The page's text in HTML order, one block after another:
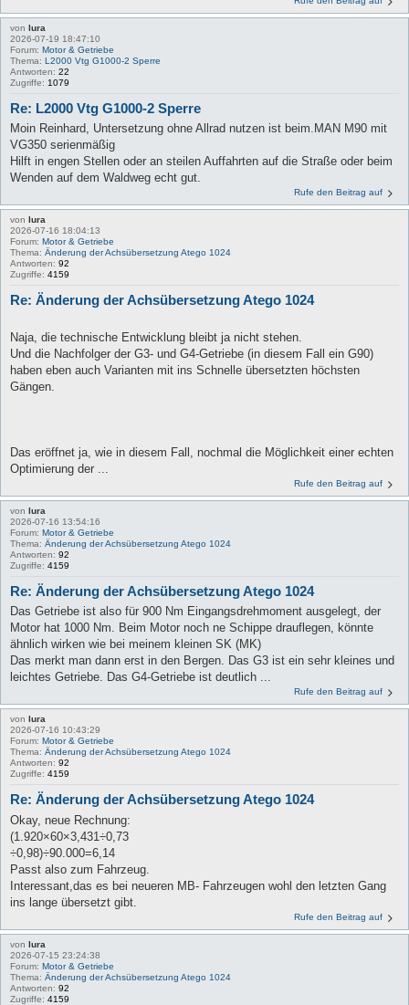
von lura
2026-07-19 18:47:10
Forum: Motor & Getriebe
Thema: L2000 Vtg G1000-2 Sperre
Antworten: 22
Zugriffe: 1079
Re: L2000 Vtg G1000-2 Sperre
Moin Reinhard, Untersetzung ohne Allrad nutzen ist beim.MAN M90 mit
VG350 serienmäßig
Hilft in engen Stellen oder an steilen Auffahrten auf die Straße oder beim
Wenden auf dem Waldweg echt gut.
Rufe den Beitrag auf
von
lura
2026-07-16 18:04:13
Forum: Motor & Getriebe
Thema: Änderung der Achsübersetzung Atego 1024
Antworten: 92
Zugriffe: 4159
Re: Änderung der Achsübersetzung Atego 1024
Naja, die technische Entwicklung bleibt ja nicht stehen.
Und die Nachfolger der G3- und G4-Getriebe (in diesem Fall ein G90)
haben eben auch Varianten mit ins Schnelle übersetzten höchsten
Gängen.
Das eröffnet ja, wie in diesem Fall, nochmal die Möglichkeit einer echten
Optimierung der ...
Rufe den Beitrag auf
von lura
2026-07-16 13:54:16
Forum: Motor & Getriebe
Thema: Änderung der Achsübersetzung Atego 1024
Antworten: 92
Zugriffe: 4159
Re: Änderung der Achsübersetzung Atego 1024
Das Getriebe ist also für 900 Nm Eingangsdrehmoment ausgelegt, der
Motor hat 1000 Nm. Beim Motor noch ne Schippe drauflegen, könnte
ähnlich wirken wie bei meinem kleinen SK (MK)
Das merkt man dann erst in den Bergen. Das G3 ist ein sehr kleines und
leichtes Getriebe. Das G4-Getriebe ist deutlich ...
Rufe den Beitrag auf
von
lura
2026-07-16 10:43:29
Forum: Motor & Getriebe
Thema: Änderung der Achsübersetzung Atego 1024
Antworten: 92
Zugriffe: 4159
Re: Änderung der Achsübersetzung Atego 1024
Okay, neue Rechnung:
(1.920×60×3,431÷0,73
÷0,98)÷90.000=6,14
Passt also zum Fahrzeug.
Interessant,das es bei neueren MB- Fahrzeugen wohl den letzten Gang
ins lange übersetzt gibt.
Rufe den Beitrag auf
von lura
2026-07-15 23:24:38
Forum: Motor & Getriebe
Thema: Änderung der Achsübersetzung Atego 1024
Antworten: 92
Zugriffe: 4159